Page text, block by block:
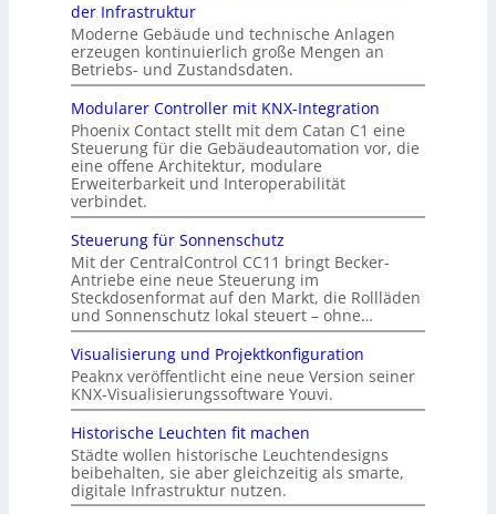
der Infrastruktur
Moderne Gebäude und technische Anlagen
erzeugen kontinuierlich große Mengen an
Betriebs- und Zustandsdaten.
Modularer Controller mit KNX-Integration
Phoenix Contact stellt mit dem Catan C1 eine
Steuerung für die Gebäudeautomation vor, die
eine offene Architektur, modulare
Erweiterbarkeit und Interoperabilität
verbindet.
Steuerung für Sonnenschutz
Mit der CentralControl CC11 bringt Becker-
Antriebe eine neue Steuerung im
Steckdosenformat auf den Markt, die Rollläden
und Sonnenschutz lokal steuert – ohne…
Visualisierung und Projektkonfiguration
Peaknx veröffentlicht eine neue Version seiner
KNX-Visualisierungssoftware Youvi.
Historische Leuchten fit machen
Städte wollen historische Leuchtendesigns
beibehalten, sie aber gleichzeitig als smarte,
digitale Infrastruktur nutzen.